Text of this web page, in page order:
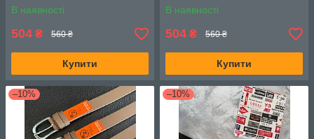
В наявності
504 ₴ 560 ₴
Купити
В наявності
504 ₴ 560 ₴
Купити
–10% –10%